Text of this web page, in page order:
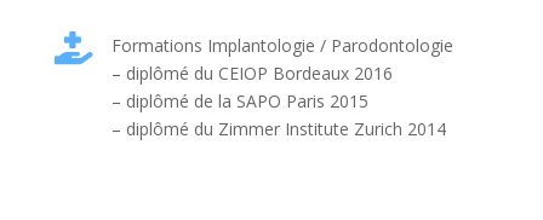

Formations Implantologie / Parodontologie
– diplômé du CEIOP Bordeaux 2016
– diplômé de la SAPO Paris 2015
– diplômé du Zimmer Institute Zurich 2014